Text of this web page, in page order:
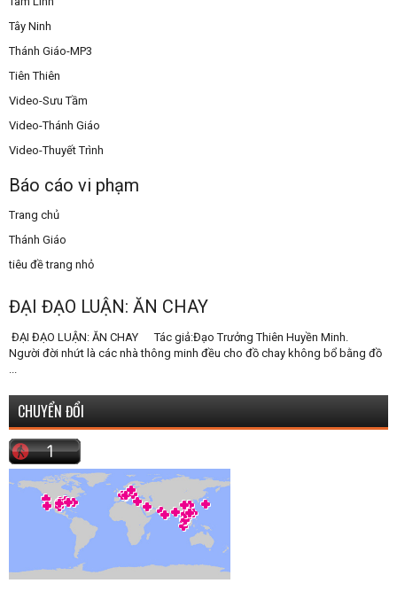
Tây Ninh
Thánh Giáo-MP3
Tiên Thiên
Video-Sưu Tầm
Video-Thánh Giáo
Video-Thuyết Trình
Báo cáo vi phạm
Trang chủ
Thánh Giáo
tiêu đề trang nhỏ
ĐẠI ĐẠO LUẬN: ĂN CHAY
ĐẠI ĐẠO LUẬN: ĂN CHAY Tác giả:Đạo Trưởng Thiên Huyền Minh.
Người đời nhứt là các nhà thông minh đều cho đồ chay không bổ bằng đồ
...
CHUYỂN ĐỔI